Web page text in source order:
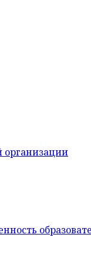
организации